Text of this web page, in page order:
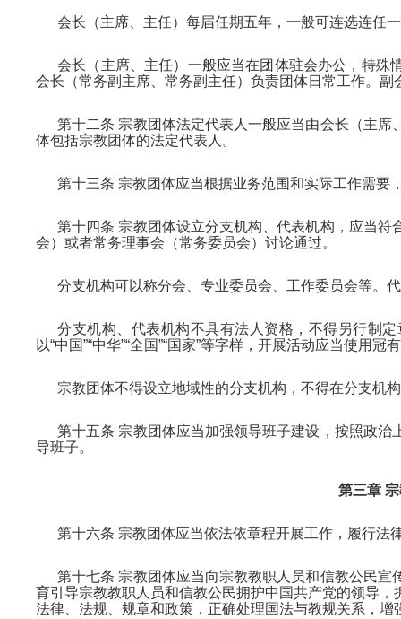
会长（主席、主任）每届任期五年，一般可连选连任
会长（主席、主任）一般应当在团体驻会办公，特殊
会长（常务副主席、常务副主任）负责团体日常工作。
第十二条 宗教团体法定代表人一般应当由会长（主
体包括宗教团体的法定代表人。
第十三条 宗教团体应当根据业务范围和实际工作需要
第十四条 宗教团体设立分支机构、代表机构，应当
会）或者常务理事会（常务委员会）讨论通过。
分支机构可以称分会、专业委员会、工作委员会等。
分支机构、代表机构不具有法人资格，不得另行制
以“中国”“中华”“全国”“国家”等字样，开展活动应当使用
宗教团体不得设立地域性的分支机构，不得在分支机
第十五条 宗教团体应当加强领导班子建设，按照政
导班子。
第三章
第十六条 宗教团体应当依法依章程开展工作，履行法
第十七条 宗教团体应当向宗教教职人员和信教公民
育引导宗教教职人员和信教公民拥护中国共产党的领导
法律、法规、规章和政策，正确处理国法与教规关系，